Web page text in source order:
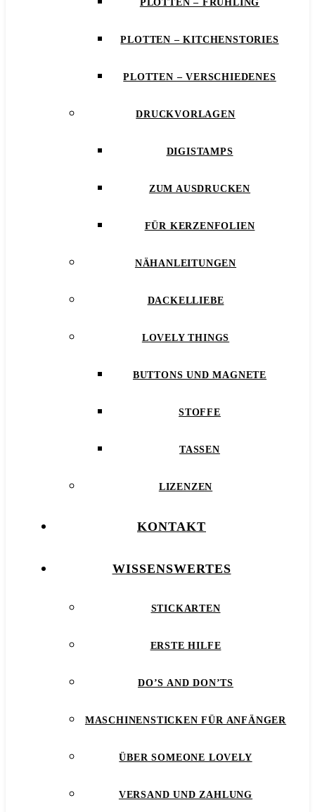
PLOTTEN – FRÜHLING
PLOTTEN – KITCHENSTORIES
PLOTTEN – VERSCHIEDENES
DRUCKVORLAGEN
DIGISTAMPS
ZUM AUSDRUCKEN
FÜR KERZENFOLIEN
NÄHANLEITUNGEN
DACKELLIEBE
LOVELY THINGS
BUTTONS UND MAGNETE
STOFFE
TASSEN
LIZENZEN
KONTAKT
WISSENSWERTES
STICKARTEN
ERSTE HILFE
DO’S AND DON’TS
MASCHINENSTICKEN FÜR ANFÄNGER
ÜBER SOMEONE LOVELY
VERSAND UND ZAHLUNG